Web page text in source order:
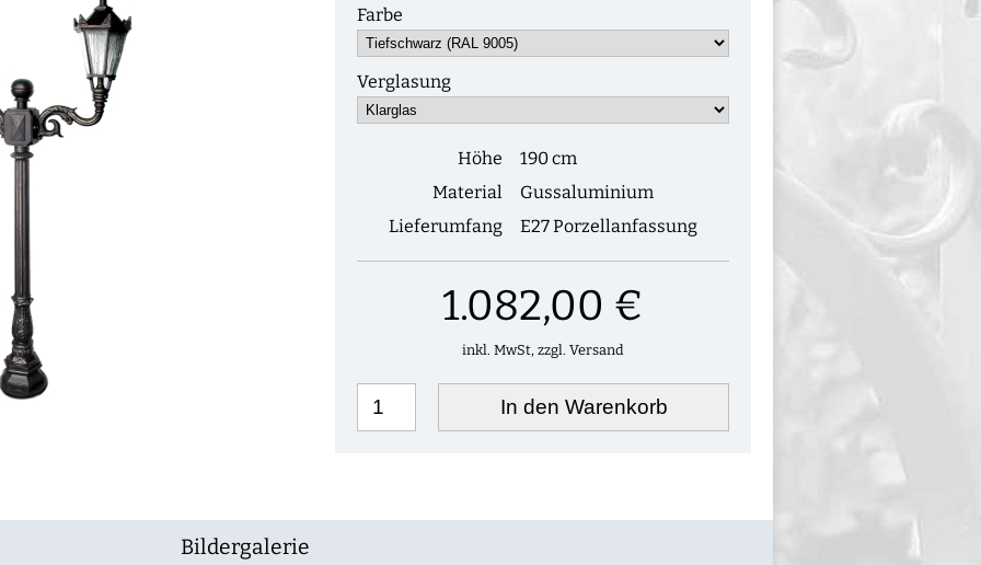
Farbe
Verglasung
Höhe
190 cm
Material
Gussaluminium
Lieferumfang
E27 Porzellanfassung
1.082,00 €
inkl. MwSt, zzgl. Versand
In den Warenkorb
Bildergalerie